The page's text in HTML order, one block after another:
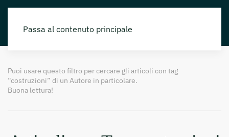
Passa al contenuto principale
Puoi usare questo filtro per cercare gli articoli con tag
“costruzioni” di un Autore in particolare.
Buona lettura!